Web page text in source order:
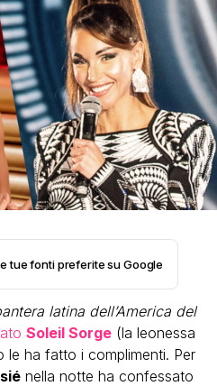
tue fonti preferite su Google
latina dell’America del
Soleil Sorge (la leonessa
ha fatto i complimenti. Per
nella notte ha confessato